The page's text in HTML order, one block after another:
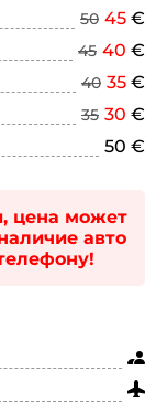
50 45 €
45 40 €
40 35 €
35 30 €
50 €
цена может
авто